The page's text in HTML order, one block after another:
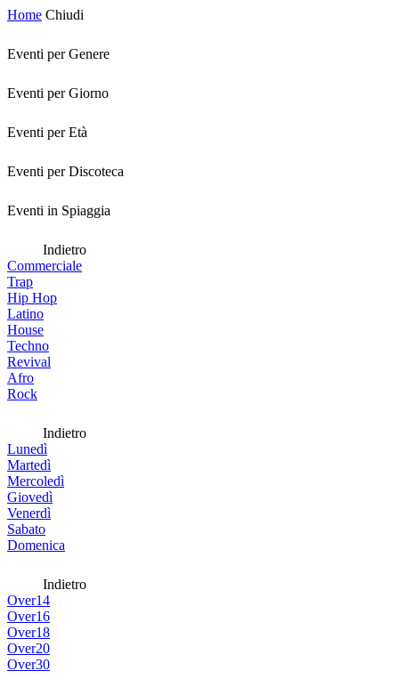
Home Chiudi
Eventi per Genere
Eventi per Giorno
Eventi per Età
Eventi per Discoteca
Eventi in Spiaggia
Indietro
Commerciale
Trap
Hip Hop
Latino
House
Techno
Revival
Afro
Rock
Indietro
Lunedì
Martedì
Mercoledì
Giovedì
Venerdì
Sabato
Domenica
Indietro
Over14
Over16
Over18
Over20
Over30